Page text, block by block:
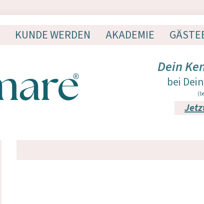
Dein
bei
KUNDE WERDEN AKADEMIE